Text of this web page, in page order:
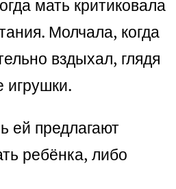
мать критиковала
Молчала, когда
вздыхал, глядя
игрушки.
ей предлагают
ребёнка, либо